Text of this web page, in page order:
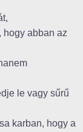
hogy abban az
le vagy sűrű
karban, hogy a